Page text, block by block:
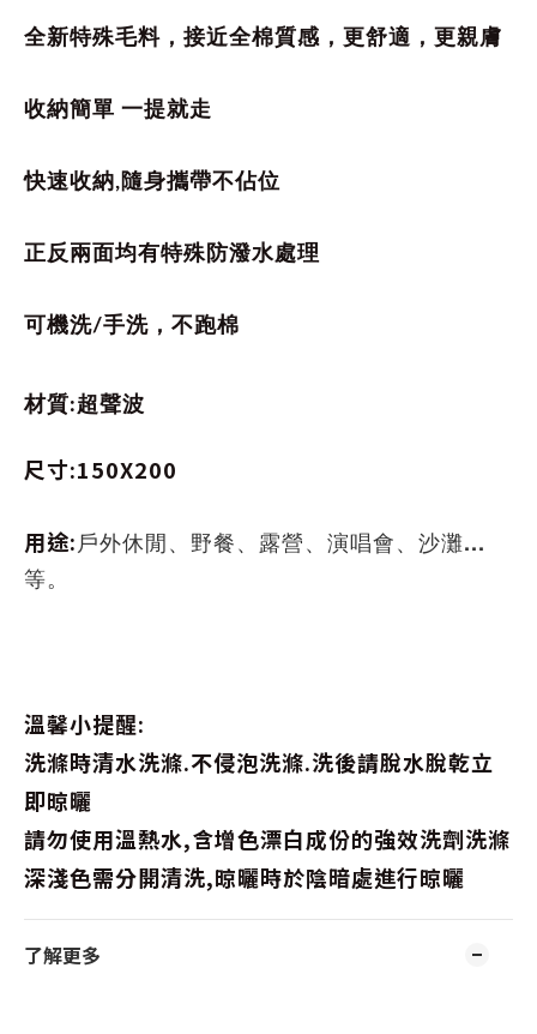
全新特殊毛料，接近全棉質感，更舒適，更親膚
收納簡單 一提就走
快速收納,隨身攜帶不佔位
正反兩面均有特殊防潑水處理
可機洗/手洗，不跑棉
材質:超聲波
尺寸:150X200
用途:戶外休閒、野餐、露營、演唱會、沙灘...
等。
溫馨小提醒:
洗滌時清水洗滌.不侵泡洗滌.洗後請脫水脫乾立
即晾曬
請勿使用溫熱水,含增色漂白成份的強效洗劑洗滌
深淺色需分開清洗,晾曬時於陰暗處進行晾曬
了解更多